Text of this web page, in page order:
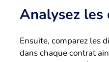
Analysez les
Ensuite, comparez les
dans chaque contrat